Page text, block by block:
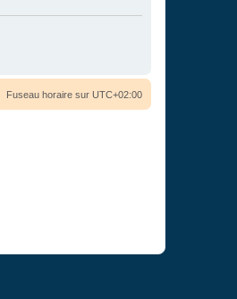
Fuseau horaire sur UTC+02:00